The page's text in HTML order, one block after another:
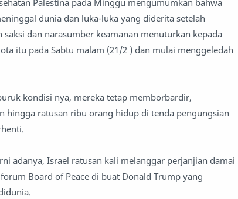
Palestina pada Minggu mengumumkan bahwa
dunia dan luka-luka yang diderita setelah
dan narasumber keamanan menuturkan kepada
itu pada Sabtu malam (21/2 ) dan mulai menggeledah
kondisi nya, mereka tetap memborbardir,
hingga ratusan ribu orang hidup di tenda pengungsian
adanya, Israel ratusan kali melanggar perjanjian damai
Board of Peace di buat Donald Trump yang